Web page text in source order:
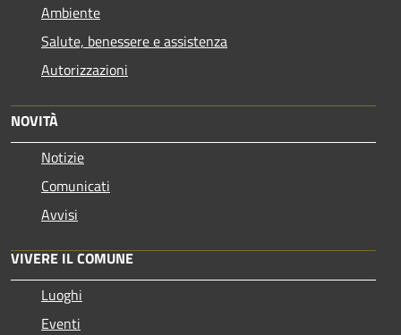
Ambiente
Salute, benessere e assistenza
Autorizzazioni
NOVITÀ
Notizie
Comunicati
Avvisi
VIVERE IL COMUNE
Luoghi
Eventi